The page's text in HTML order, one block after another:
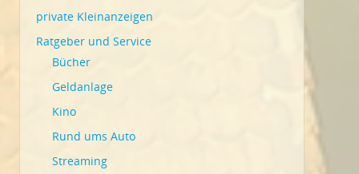
private Kleinanzeigen
Ratgeber und Service
Bücher
Geldanlage
Kino
Rund ums Auto
Streaming